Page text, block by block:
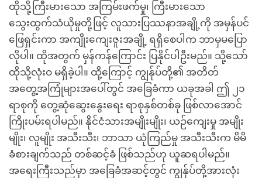
ထိုသို့ကြီးမားသော အကြမ်းဖက်မှု၊ ကြီးမားသော
သွေးထွက်သံယိုမှုတို့ဖြင့် လူသားပြဿနာအချို့ကို အမှန်ပင်
ဖြေရှင်းကာ အကျိုးကျေးဇူးအချို့ ရရှိစေပါက ဘာမှမပြော
လိုပါ။ ထိုအတွက် မှန်ကန်ကြောင်း ပြနိုင်ပါဦးမည်။ သို့သော်
ထိုသို့လုံးဝ မရှိခဲ့ပါ။ ထို့ကြောင့် ကျွန်ုပ်တို့၏ အတိတ်
အတွေ့အကြုံများအပေါ်တွင် အခြေခံကာ ယခုအခါ ဤ ၂၁
ရာစုကို တွေ့ဆုံဆွေးနွေးရေး ရာစုနှစ်တစ်ခု ဖြစ်လာအောင်
ကြိုးပမ်းရပါမည်။ နိုင်ငံသားအမျိုးမျိုး၊ ယဉ်ကျေးမှု အမျိုး
မျိုး၊ လူမျိုး အသီးသီး၊ ဘာသာ ယုံကြည်မှု အသီးသီးက မိမိ
ခံစားချက်သည် တစ်ဆင့်ခံ ဖြစ်သည်ဟု ယူဆရပါမည်။
အရေးကြီးသည်မှာ အခြေခံအဆင့်တွင် ကျွန်ုပ်တို့အားလုံး